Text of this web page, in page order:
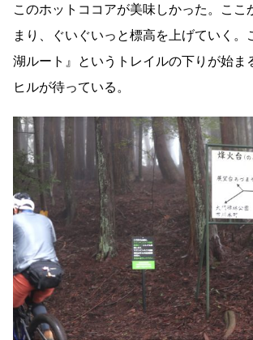
このホットココアが美味しかった。ここ
まり、ぐいぐいっと標高を上げていく。
湖ルート』というトレイルの下りが始ま
ヒルが待っている。